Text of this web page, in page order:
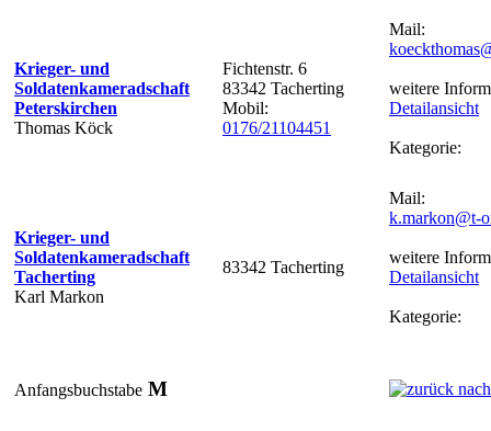
Krieger- und
Soldatenkameradschaft
Peterskirchen
Thomas Köck
Fichtenstr. 6
83342 Tacherting
Mobil:
0176/21104451
Mail:
weitere
Detailansicht
Kategorie:
Krieger- und
Soldatenkameradschaft
Tacherting
Karl Markon
83342 Tacherting
Mail:
k.markon@t-
weitere
Detailansicht
Kategorie:
Anfangsbuchstabe M